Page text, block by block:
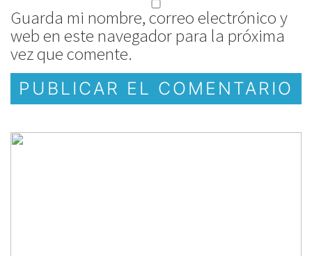
Guarda mi nombre, correo electrónico y
web en este navegador para la próxima
vez que comente.